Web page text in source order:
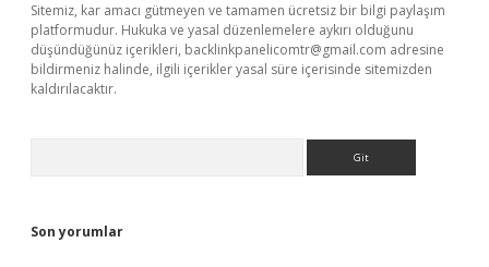
Sitemiz, kar amacı gütmeyen ve tamamen ücretsiz bir bilgi paylaşım
platformudur. Hukuka ve yasal düzenlemelere aykırı olduğunu
düşündüğünüz içerikleri, backlinkpanelicomtr@gmail.com adresine
bildirmeniz halinde, ilgili içerikler yasal süre içerisinde sitemizden
kaldırılacaktır.
Son yorumlar